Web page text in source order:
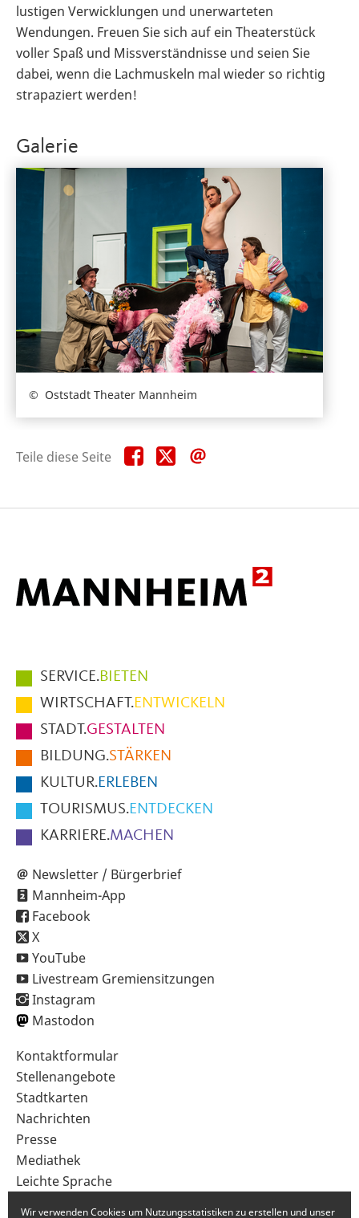
lustigen Verwicklungen und unerwarteten
Wendungen. Freuen Sie sich auf ein Theaterstück
voller Spaß und Missverständnisse und seien Sie
dabei, wenn die Lachmuskeln mal wieder so richtig
strapaziert werden!
Galerie
Oststadt Theater Mannheim
Teile diese Seite Teile
diese
Teile
diese
Hauptmenüpunkte
im
Fußbereich
der
Seite
SERVICE.BIETEN
WIRTSCHAFT.ENTWICKELN
STADT.GESTALTEN
BILDUNG.STÄRKEN
KULTUR.ERLEBEN
TOURISMUS.ENTDECKEN
KARRIERE.MACHEN
Newsletter / Bürgerbrief
Mannheim-App
Facebook
X
YouTube
Livestream Gremiensitzungen
Instagram
Mastodon
Sekundärnavigation
im
Fußbereich
Kontaktformular
Stellenangebote
Stadtkarten
Nachrichten
Presse
Mediathek
Leichte Sprache
Wir verwenden Cookies um Nutzungsstatistiken zu erstellen und unser